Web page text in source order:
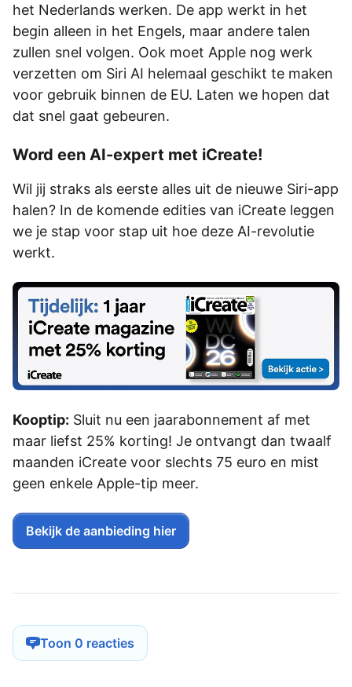
het Nederlands werken. De app werkt in het
begin alleen in het Engels, maar andere talen
zullen snel volgen. Ook moet Apple nog werk
verzetten om Siri AI helemaal geschikt te maken
voor gebruik binnen de EU. Laten we hopen dat
dat snel gaat gebeuren.
Word een AI-expert met iCreate!
Wil jij straks als eerste alles uit de nieuwe Siri-app
halen? In de komende edities van iCreate leggen
we je stap voor stap uit hoe deze AI-revolutie
werkt.
Kooptip: Sluit nu een jaarabonnement af met
maar liefst 25% korting! Je ontvangt dan twaalf
maanden iCreate voor slechts 75 euro en mist
geen enkele Apple-tip meer.
Bekijk de aanbieding hier
Toon 0 reacties